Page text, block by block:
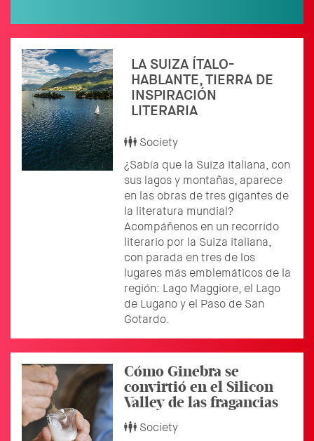
LA SUIZA ÍTALO-
HABLANTE, TIERRA DE
INSPIRACIÓN
LITERARIA
Society
¿Sabía que la Suiza italiana, con
sus lagos y montañas, aparece
en las obras de tres gigantes de
la literatura mundial?
Acompáñenos en un recorrido
literario por la Suiza italiana,
con parada en tres de los
lugares más emblemáticos de la
región: Lago Maggiore, el Lago
de Lugano y el Paso de San
Gotardo.
Cómo Ginebra se
convirtió en el Silicon
Valley de las fragancias
Society